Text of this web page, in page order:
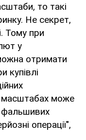
то такі
Не секрет,
Тому при
у
отримати
купівлі
масштабах може
фальшивих
операції",